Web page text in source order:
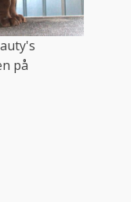
på